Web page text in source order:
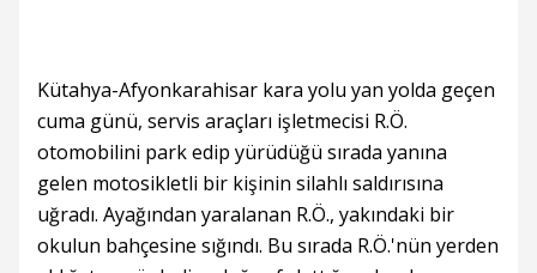
Kütahya-Afyonkarahisar kara yolu yan yolda geçen
cuma günü, servis araçları işletmecisi R.Ö.
otomobilini park edip yürüdüğü sırada yanına
gelen motosikletli bir kişinin silahlı saldırısına
uğradı. Ayağından yaralanan R.Ö., yakındaki bir
okulun bahçesine sığındı. Bu sırada R.Ö.'nün yerden